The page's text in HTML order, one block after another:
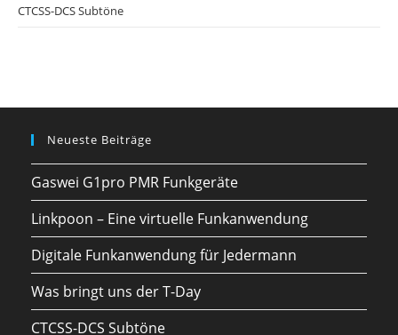
CTCSS-DCS Subtöne
Neueste Beiträge
Gaswei G1pro PMR Funkgeräte
Linkpoon – Eine virtuelle Funkanwendung
Digitale Funkanwendung für Jedermann
Was bringt uns der T-Day
CTCSS-DCS Subtöne